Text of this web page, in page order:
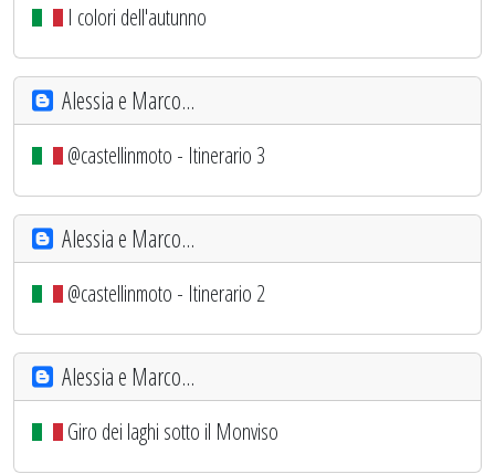
I colori dell'autunno
Alessia e Marco...
@castellinmoto - Itinerario 3
Alessia e Marco...
@castellinmoto - Itinerario 2
Alessia e Marco...
Giro dei laghi sotto il Monviso